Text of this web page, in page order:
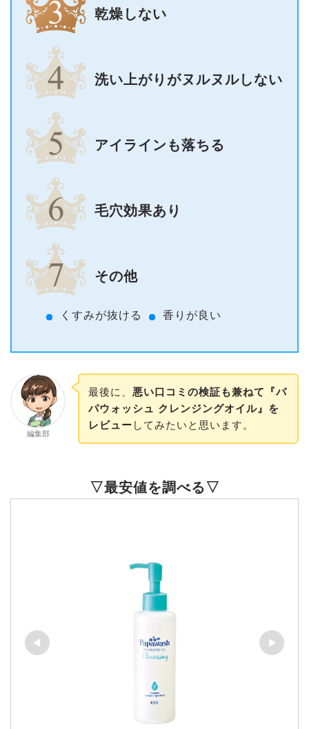
乾燥しない
洗い上がりがヌルヌルしない
アイラインも落ちる
毛穴効果あり
その他
くすみが抜ける 香りが良い
編集部
最後に、 悪い口コミの検証も兼ねて『パ
パウォッシュ クレンジングオイル』を
レビュー してみたいと思います。
▽最安値を調べる▽